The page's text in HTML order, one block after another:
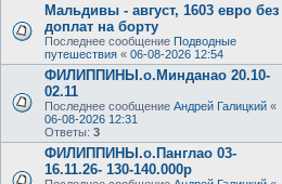
Мальдивы - август, 1603 евро без
доплат на борту
Последнее сообщение Подводные
путешествия « 06-08-2026 12:54
ФИЛИППИНЫ.о.Минданао 20.10-
02.11
Последнее сообщение Андрей Галицкий «
06-08-2026 12:31
Ответы: 3
ФИЛИППИНЫ.о.Панглао 03-
16.11.26- 130-140.000р